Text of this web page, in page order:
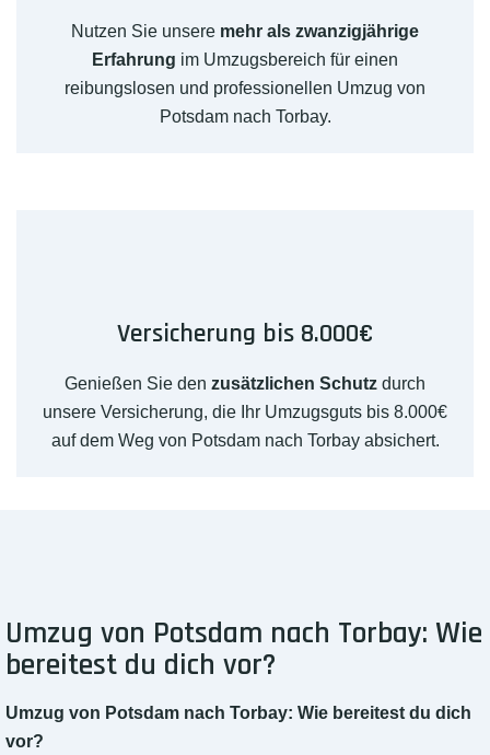
Nutzen Sie unsere mehr als zwanzigjährige
Erfahrung im Umzugsbereich für einen
reibungslosen und professionellen Umzug von
Potsdam nach Torbay.
Versicherung bis 8.000€
Genießen Sie den zusätzlichen Schutz durch
unsere Versicherung, die Ihr Umzugsguts bis 8.000€
auf dem Weg von Potsdam nach Torbay absichert.
Umzug von Potsdam nach Torbay: Wie
bereitest du dich vor?
Umzug von Potsdam nach Torbay: Wie bereitest du dich
vor?